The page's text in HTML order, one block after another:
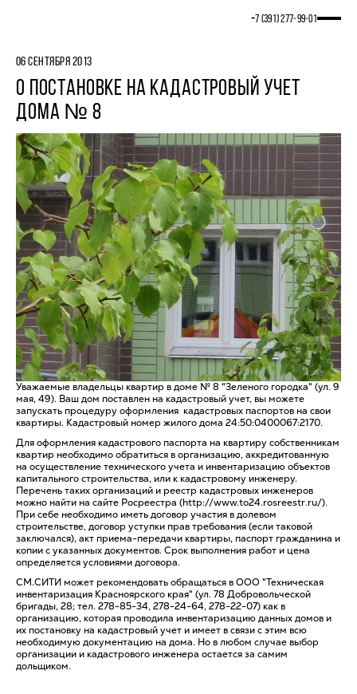
+7 (391) 277‒99‒01
06 СЕНТЯБРЯ 2013
О ПОСТАНОВКЕ НА КАДАСТРОВЫЙ УЧЕТ
ДОМА № 8
Уважаемые владельцы квартир в доме № 8 "Зеленого городка" (ул. 9
мая, 49). Ваш дом поставлен на кадастровый учет, вы можете
запускать процедуру оформления кадастровых паспортов на свои
квартиры. Кадастровый номер жилого дома 24:50:0400067:2170.
Для оформления кадастрового паспорта на квартиру собственникам
квартир необходимо обратиться в организацию, аккредитованную
на осуществление технического учета и инвентаризацию объектов
капитального строительства, или к кадастровому инженеру.
Перечень таких организаций и реестр кадастровых инженеров
можно найти на сайте Росреестра (http://www.to24.rosreestr.ru/).
При себе необходимо иметь договор участия в долевом
строительстве, договор уступки прав требования (если таковой
заключался), акт приема-передачи квартиры, паспорт гражданина и
копии с указанных документов. Срок выполнения работ и цена
определяется условиями договора.
СМ.СИТИ может рекомендовать обращаться в ООО "Техническая
инвентаризация Красноярского края" (ул. 78 Добровольческой
бригады, 28; тел. 278-85-34, 278-24-64, 278-22-07) как в
организацию, которая проводила инвентаризацию данных домов и
их постановку на кадастровый учет и имеет в связи с этим всю
необходимую документацию на дома. Но в любом случае выбор
организации и кадастрового инженера остается за самим
дольщиком.